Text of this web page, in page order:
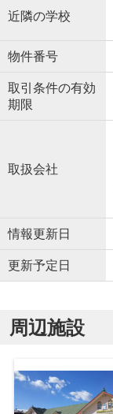
近隣の学校
物件番号
取引条件の有効
期限
取扱会社
情報更新日
更新予定日
周辺施設